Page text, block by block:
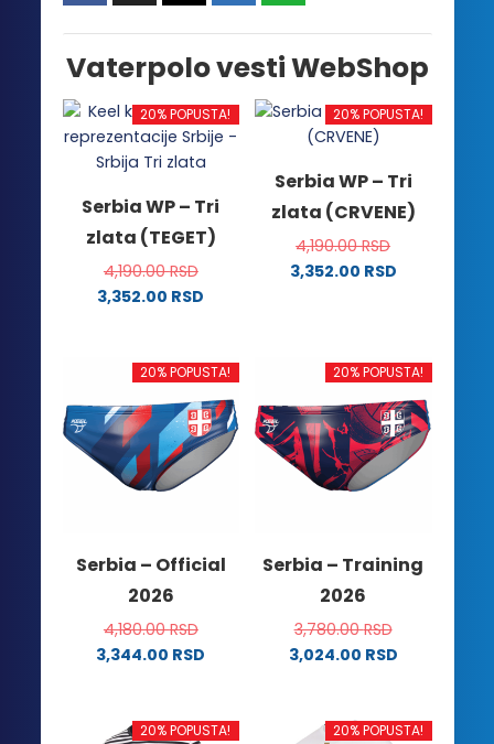
Vaterpolo vesti WebShop
20% POPUSTA!
Serbia WP – Tri
zlata (TEGET)
4,190.00RSD
3,352.00 RSD
ima
varijanti.
Opcije
mogu
biti
stranici
proizvoda.
20% POPUSTA!
Serbia WP – Tri
zlata (CRVENE)
4,190.00RSD
3,352.00 RSD
više
varijanti.
Opcije
mogu
biti
izabrane
proizvoda.
20% POPUSTA!
Serbia – Official
2026
4,180.00RSD
3,344.00 RSD
ima
20% POPUSTA!
Serbia – Training
2026
3,780.00RSD
3,024.00 RSD
ima
20% POPUSTA! 20% POPUSTA!